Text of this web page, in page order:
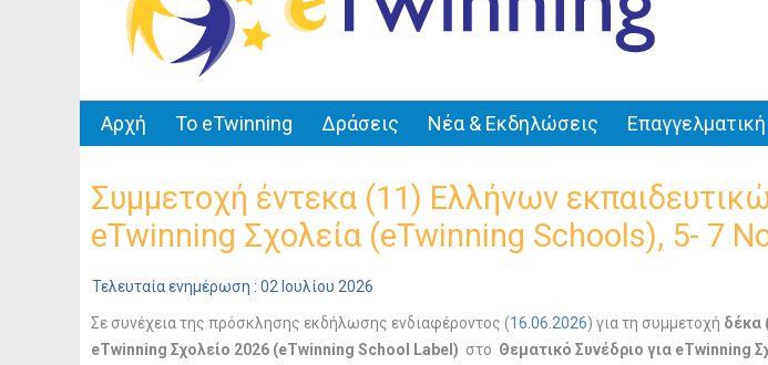
Αρχή Το eTwinning Δράσεις Νέα & Εκδηλώσεις
Συμμετοχή έντεκα (11) Ελλήνων
eTwinning Σχολεία (eTwinning Schools), 5- 7
Τελευταία ενημέρωση : 02 Ιουλίου 2026
Σε συνέχεια της πρόσκλησης εκδήλωσης ενδιαφέροντος (16.06.2026) για τη συμμετοχή δέκα
eTwinning Σχολείο 2026 (eTwinning School Label) στο Θεματικό Συνέδριο για eTwinning